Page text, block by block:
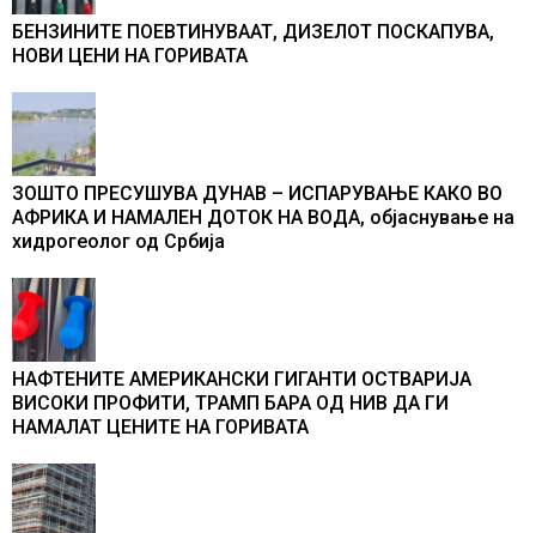
БЕНЗИНИТЕ ПОЕВТИНУВААТ, ДИЗЕЛОТ ПОСКАПУВА,
НОВИ ЦЕНИ НА ГОРИВАТА
ЗОШТО ПРЕСУШУВА ДУНАВ – ИСПАРУВАЊЕ КАКО ВО
АФРИКА И НАМАЛЕН ДОТОК НА ВОДА, објаснување на
хидрогеолог од Србија
НАФТЕНИТЕ АМЕРИКАНСКИ ГИГАНТИ ОСТВАРИЈА
ВИСОКИ ПРОФИТИ, ТРАМП БАРА ОД НИВ ДА ГИ
НАМАЛАТ ЦЕНИТЕ НА ГОРИВАТА